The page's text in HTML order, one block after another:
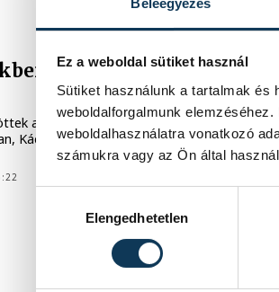
Ez a weboldal sütiket használ
Sütiket használunk a tartalmak
weboldalforgalmunk
weboldalhasználatra vonatkozó
számukra vagy az Ön által
Elengedhetetlen
is várják a
a Cholnokyn, ünnepséget
Kádártán is várják az ünnepet.